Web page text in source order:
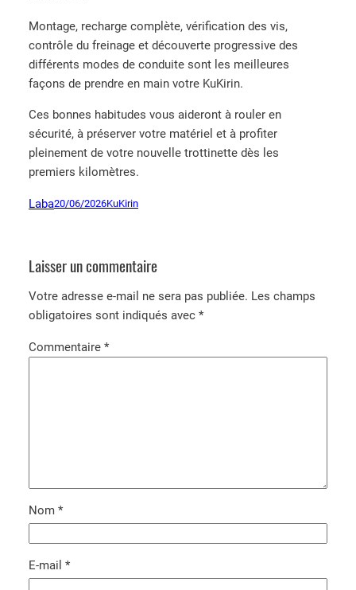
Montage, recharge complète, vérification des vis,
contrôle du freinage et découverte progressive des
différents modes de conduite sont les meilleures
façons de prendre en main votre KuKirin.
Ces bonnes habitudes vous aideront à rouler en
sécurité, à préserver votre matériel et à profiter
pleinement de votre nouvelle trottinette dès les
premiers kilomètres.
Laba20/06/2026KuKirin
Laisser un commentaire
Votre adresse e-mail ne sera pas publiée. Les champs
obligatoires sont indiqués avec *
Commentaire *
Nom *
E-mail *